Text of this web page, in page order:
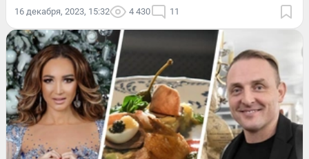
16 декабря, 2023, 15:32 4 430 11